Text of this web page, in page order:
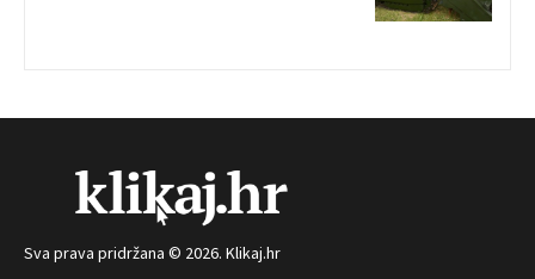
Sva prava pridržana © 2026. Klikaj.hr